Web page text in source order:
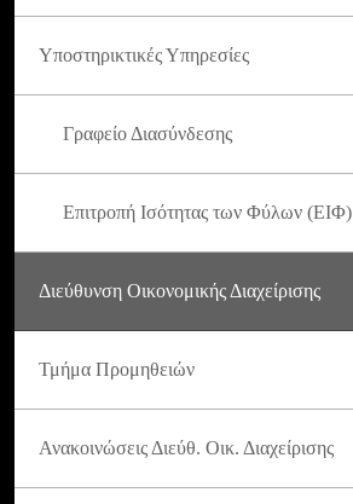
Υποστηρικτικές Υπηρεσίες
Γραφείο Διασύνδεσης
Επιτροπή Ισότητας των Φύλων (ΕΙΦ)
Διεύθυνση Οικονομικής Διαχείρισης
Τμήμα Προμηθειών
Ανακοινώσεις Διεύθ. Οικ. Διαχείρισης